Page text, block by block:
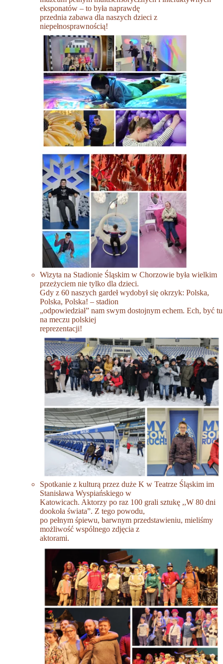
eksponatów – to była naprawdę
przednia zabawa dla naszych dzieci z
niepełnosprawnością!
Wizyta na Stadionie Śląskim w Chorzowie była wielkim
przeżyciem nie tylko dla dzieci.
Gdy z 60 naszych gardeł wydobył się okrzyk: Polska,
Polska, Polska! – stadion
„odpowiedział” nam swym dostojnym echem. Ech, być tu
na meczu polskiej
reprezentacji!
Spotkanie z kulturą przez duże K w Teatrze Śląskim im
Stanisława Wyspiańskiego w
Katowicach. Aktorzy po raz 100 grali sztukę ,,W 80 dni
dookoła świata”. Z tego powodu,
po pełnym śpiewu, barwnym przedstawieniu, mieliśmy
możliwość wspólnego zdjęcia z
aktorami.